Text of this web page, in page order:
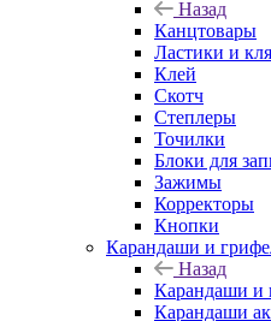
Назад
Канцтовары
Ластики и
Клей
Скотч
Степлеры
Точилки
Блоки для
Зажимы
Корректоры
Кнопки
Карандаши и
Назад
Карандаши и
Карандаши